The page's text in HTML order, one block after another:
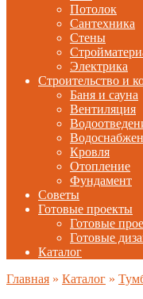
Потолок
Сантехника
Стены
Электрика
Строительство и
Баня и сауна
Вентиляция
Кровля
Отопление
Фундамент
Советы
Готовые проекты
Готовые
Готовые
Каталог
Главная » Каталог »